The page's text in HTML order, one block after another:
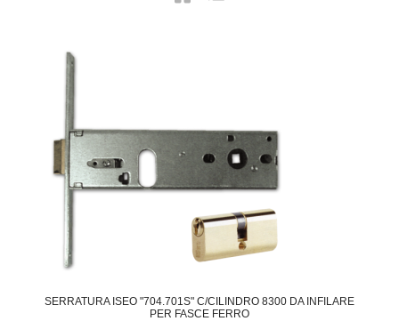
SERRATURA ISEO "704.701S" C/CILINDRO 8300 DA INFILARE
PER FASCE FERRO